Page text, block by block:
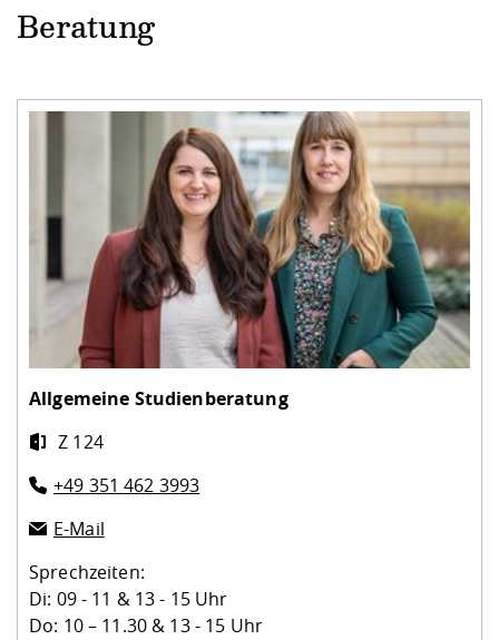
Beratung
Allgemeine Studienberatung
Z 124
+49 351 462 3993
E-Mail
Sprechzeiten:
Di: 09 - 11 & 13 - 15 Uhr
Do: 10 – 11.30 & 13 - 15 Uhr